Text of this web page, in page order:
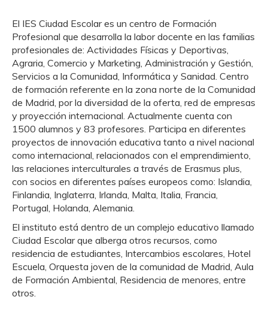
El IES Ciudad Escolar es un centro de Formación
Profesional que desarrolla la labor docente en las familias
profesionales de: Actividades Físicas y Deportivas,
Agraria, Comercio y Marketing, Administración y Gestión,
Servicios a la Comunidad, Informática y Sanidad. Centro
de formación referente en la zona norte de la Comunidad
de Madrid, por la diversidad de la oferta, red de empresas
y proyección internacional. Actualmente cuenta con
1500 alumnos y 83 profesores. Participa en diferentes
proyectos de innovación educativa tanto a nivel nacional
como internacional, relacionados con el emprendimiento,
las relaciones interculturales a través de Erasmus plus,
con socios en diferentes países europeos como: Islandia,
Finlandia, Inglaterra, Irlanda, Malta, Italia, Francia,
Portugal, Holanda, Alemania.
El instituto está dentro de un complejo educativo llamado
Ciudad Escolar que alberga otros recursos, como
residencia de estudiantes, Intercambios escolares, Hotel
Escuela, Orquesta joven de la comunidad de Madrid, Aula
de Formación Ambiental, Residencia de menores, entre
otros.